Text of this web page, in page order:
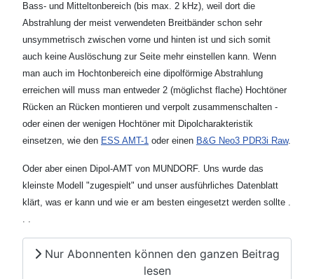
Bass- und Mitteltonbereich (bis max. 2 kHz), weil dort die
Abstrahlung der meist verwendeten Breitbänder schon sehr
unsymmetrisch zwischen vorne und hinten ist und sich somit
auch keine Auslöschung zur Seite mehr einstellen kann. Wenn
man auch im Hochtonbereich eine dipolförmige Abstrahlung
erreichen will muss man entweder 2 (möglichst flache) Hochtöner
Rücken an Rücken montieren und verpolt zusammenschalten -
oder einen der wenigen Hochtöner mit Dipolcharakteristik
einsetzen, wie den ESS AMT-1 oder einen B&G Neo3 PDR3i Raw.
Oder aber einen Dipol-AMT von MUNDORF. Uns wurde das
kleinste Modell "zugespielt" und unser ausführliches Datenblatt
klärt, was er kann und wie er am besten eingesetzt werden sollte .
. .
Nur Abonnenten können den ganzen Beitrag
lesen